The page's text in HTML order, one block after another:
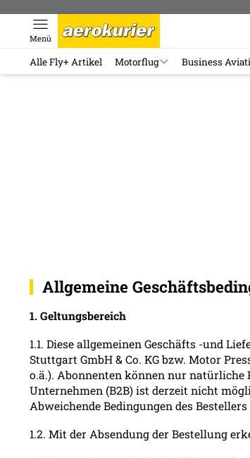
Menü
Alle Fly+ Artikel Motorflug Business
Allgemeine
1. Geltungsbereich
1.1. Diese allgemeinen Geschäfts -und
Stuttgart GmbH & Co. KG bzw. Motor
o.ä.). Abonnenten können nur
Unternehmen (B2B) ist derzeit nicht
Abweichende Bedingungen des
1.2. Mit der Absendung der Bestellung